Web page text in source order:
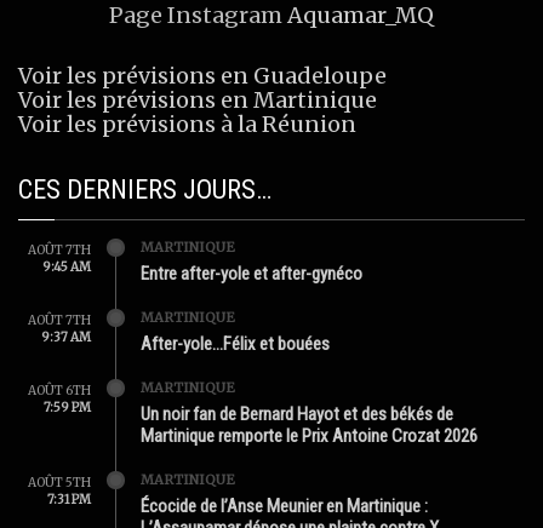
Page InstagramAquamar_MQ
Voir les prévisions en Guadeloupe
Voir les prévisions en Martinique
Voir les prévisions à la Réunion
CES DERNIERS JOURS…
AOÛT 7TH
9:45 AM
MARTINIQUE
Entre after-yole et after-gynéco
AOÛT 7TH
9:37 AM
MARTINIQUE
After-yole…Félix et bouées
AOÛT 6TH
7:59 PM
MARTINIQUE
Un noir fan de Bernard Hayot et des békés de
Martinique remporte le Prix Antoine Crozat 2026
AOÛT 5TH
7:31 PM
MARTINIQUE
Écocide de l’Anse Meunier en Martinique :